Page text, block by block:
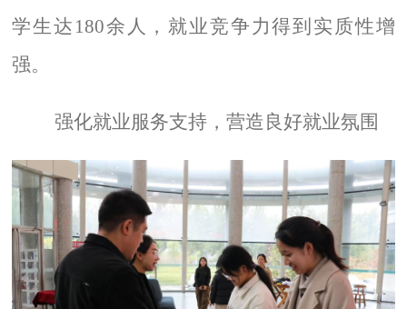
学生达 180余人，就业竞争力得到实质性增
强。
强化就业服务支持，营造良好就业氛围